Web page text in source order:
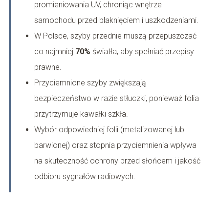
promieniowania UV, chroniąc wnętrze
samochodu przed blaknięciem i uszkodzeniami.
W Polsce, szyby przednie muszą przepuszczać
co najmniej 70% światła, aby spełniać przepisy
prawne.
Przyciemnione szyby zwiększają
bezpieczeństwo w razie stłuczki, ponieważ folia
przytrzymuje kawałki szkła.
Wybór odpowiedniej folii (metalizowanej lub
barwionej) oraz stopnia przyciemnienia wpływa
na skuteczność ochrony przed słońcem i jakość
odbioru sygnałów radiowych.